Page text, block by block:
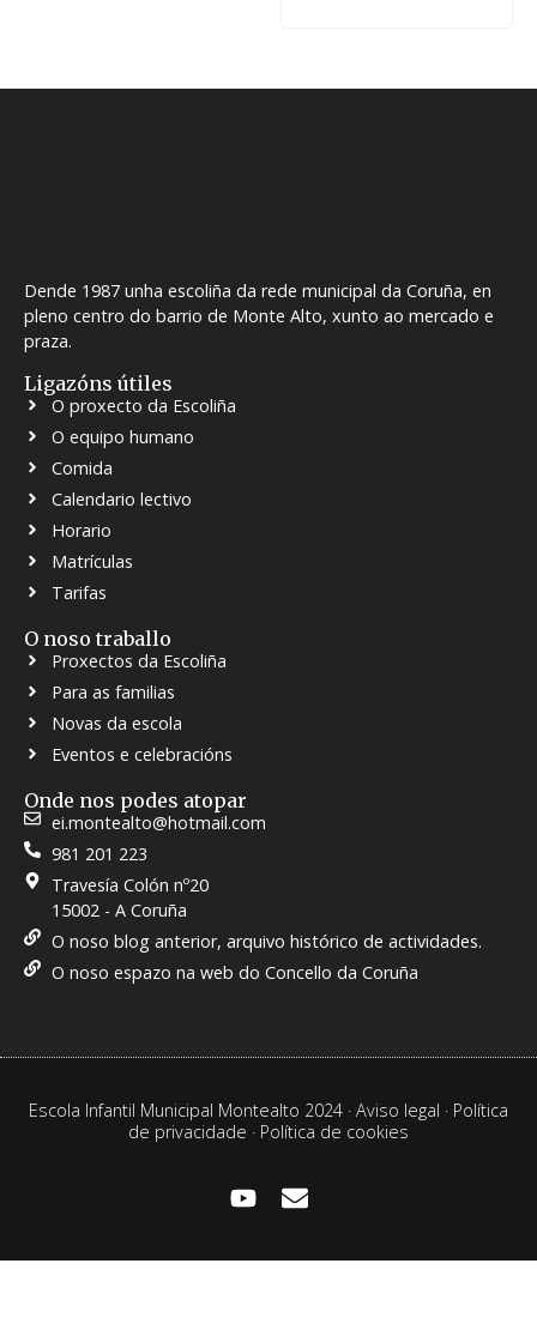
Dende 1987 unha escoliña da rede municipal da Coruña, en
pleno centro do barrio de Monte Alto, xunto ao mercado e
praza.
Ligazóns útiles
O proxecto da Escoliña
O equipo humano
Comida
Calendario lectivo
Horario
Matrículas
Tarifas
O noso traballo
Proxectos da Escoliña
Para as familias
Novas da escola
Eventos e celebracións
Onde nos podes atopar
ei.montealto@hotmail.com
981 201 223
Travesía Colón nº20
15002 - A Coruña
O noso blog anterior, arquivo histórico de actividades.
O noso espazo na web do Concello da Coruña
Escola Infantil Municipal Montealto 2024 · Aviso legal · Política
de privacidade · Política de cookies